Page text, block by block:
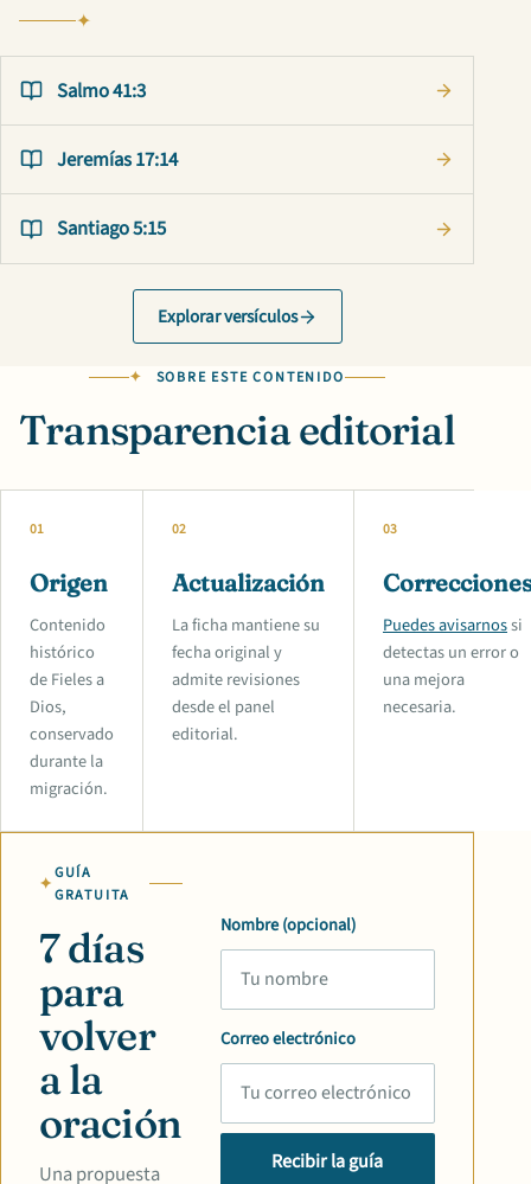
Salmo 41:3
Jeremías 17:14
Santiago 5:15
Explorar versículos
SOBRE ESTE CONTENIDO
Transparencia editorial
01
Origen
Contenido
histórico
de Fieles a
Dios,
conservado
durante la
migración.
02
Actualización
La ficha mantiene su
fecha original y
admite revisiones
desde el panel
editorial.
03
Puedes avisarnossi
detectas un error o
una mejora
necesaria.
GUÍA
GRATUITA
7 días
para
volver
a la
oración
Una propuesta
Nombre (opcional)
Correo electrónico
Recibir la guía